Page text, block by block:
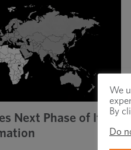
Next Phase of Its
We
By
Do